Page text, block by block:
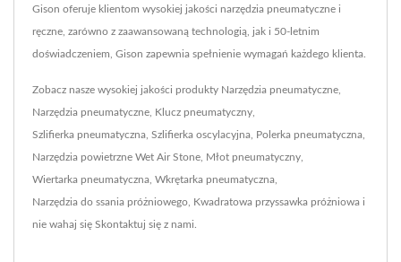
Gison oferuje klientom wysokiej jakości narzędzia pneumatyczne i
ręczne, zarówno z zaawansowaną technologią, jak i 50-letnim
doświadczeniem, Gison zapewnia spełnienie wymagań każdego klienta.
Zobacz nasze wysokiej jakości produkty Narzędzia pneumatyczne
Narzędzia pneumatyczne Klucz pneumatyczny
Szlifierka pneumatyczna Szlifierka oscylacyjna Polerka pneumatyczna
Narzędzia powietrzne Wet Air Stone Młot pneumatyczny
Wiertarka pneumatyczna Wkrętarka pneumatyczna
Narzędzia do ssania próżniowego Kwadratowa przyssawka próżniowa i
nie wahaj się Skontaktuj się z nami